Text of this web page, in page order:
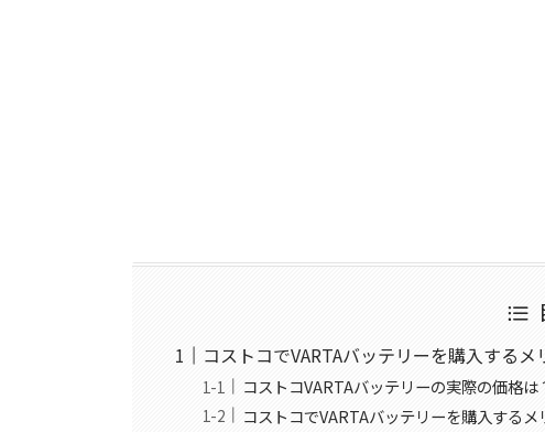
コストコでVARTAバッテリーを購入する
コストコVARTAバッテリーの実際の価格
コストコでVARTAバッテリーを購入するメ